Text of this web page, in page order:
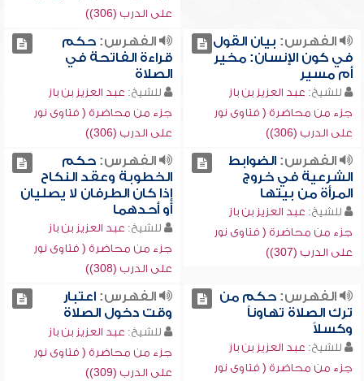
على الدرب (306))
الفهرس: بيان القول
في كون الإنسان: مخير
أم مسير
للشيخ: عبد العزيز بن باز
جزء من محاضرة ( فتاوى نور
على الدرب (306))
الفهرس:حكم
قراءة الفاتحة في
الصلاة
للشيخ: عبد العزيز بن باز
جزء من محاضرة ( فتاوى نور
على الدرب (306))
الفهرس:الضوابط
الشرعية في خروج
المرأة من بيتها
للشيخ: عبد العزيز بن باز
جزء من محاضرة ( فتاوى نور
على الدرب (307))
الفهرس:حكم
الخطوبة وعقد النكاح
إذا كان الطرفان لا يصليان
أو أحدهما
للشيخ: عبد العزيز بن باز
جزء من محاضرة ( فتاوى نور
على الدرب (308))
الفهرس:حكم من
ترك الصلاة تهاوناً
وكسلاً
للشيخ: عبد العزيز بن باز
جزء من محاضرة ( فتاوى نور
الفهرس:اعتبار
وقت دخول الصلاة
للشيخ: عبد العزيز بن باز
جزء من محاضرة ( فتاوى نور
على الدرب (309))